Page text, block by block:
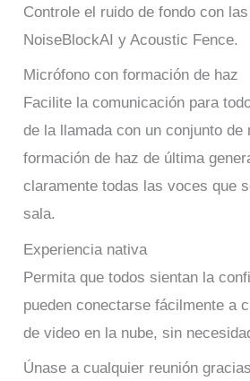
Controle el ruido de fondo con
NoiseBlockAI y Acoustic Fence.
Micrófono con formación de haz
Facilite la comunicación para
de la llamada con un conjunto de
formación de haz de última
claramente todas las voces que
sala.
Experiencia nativa
Permita que todos sientan la
pueden conectarse fácilmente a
de video en la nube, sin
Únase a cualquier reunión